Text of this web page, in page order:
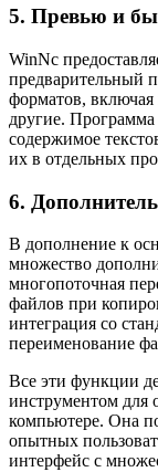
5. Превью и
WinNc
предварительный
форматов,
другие. Программа
содержимое
их в отдельных
6.
В дополнение к
множество
многопоточная
файлов при
интеграция со
переименование
Все эти функции
инструментом для
компьютере. Она
опытных
интерфейс с